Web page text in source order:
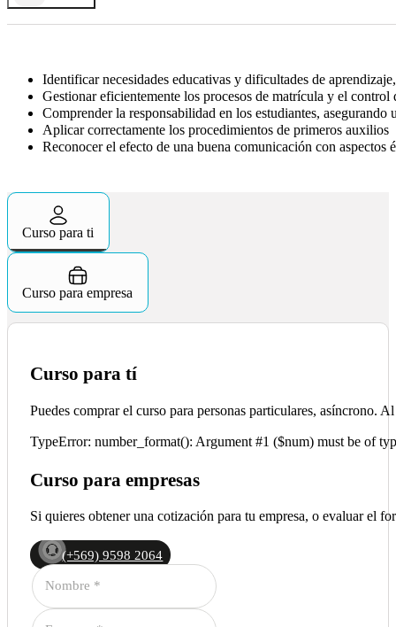
Identificar necesidades educativas y dificultades de
Gestionar eficientemente los procesos de matrícula y el control
Comprender la responsabilidad en los estudiantes, asegurando
Aplicar correctamente los procedimientos de primeros auxilios
Reconocer el efecto de una buena comunicación con
Curso para ti
Curso para empresa
Curso para tí
Puedes comprar el curso para personas particulares, asíncrono.
TypeError: number_format(): Argument #1 ($num) must be of
Curso para empresas
Si quieres obtener una cotización para tu empresa, o evaluar el
(+569) 9598 2064